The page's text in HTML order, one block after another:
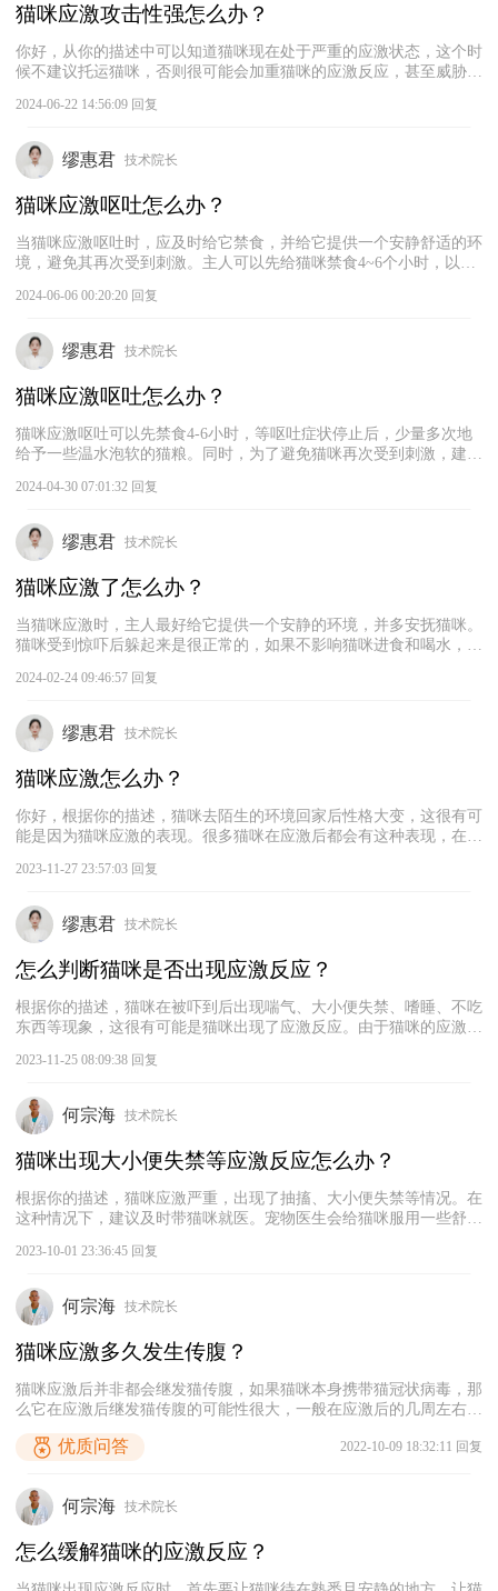
猫咪应激攻击性强怎么办？
你好，从你的描述中可以知道猫咪现在处于严重的应激状态，这个时
候不建议托运猫咪，否则很可能会加重猫咪的应激反应，甚至威胁猫
个箱子在里面，并适当地放一些猫薄荷或费洛蒙，以增加猫咪的安全
够的食物和水即可。
2024-06-22 14:56:09 回复
缪惠君 技术院长
猫咪应激呕吐怎么办？
当猫咪应激呕吐时，应及时给它禁食，并给它提供一个安静舒适的环
境，避免其再次受到刺激。主人可以先给猫咪禁食4~6个小时，以减
境，隔离其他猫咪。同时，适当地给猫咪提供一些费洛蒙或猫薄荷，
及时带它就医。
2024-06-06 00:20:20 回复
缪惠君 技术院长
猫咪应激呕吐怎么办？
猫咪应激呕吐可以先禁食4-6小时，等呕吐症状停止后，少量多次地
给予一些温水泡软的猫粮。同时，为了避免猫咪再次受到刺激，建议
的身边放一点它熟悉的物品，比如毛毯、玩具、旧衣物等，或者在它
吐或出现其他症状，比如腹泻、发热、眼睛分泌物增多、呼吸困难
等，建议及时前往宠物医院检查，确定是否存在其他病因。
2024-04-30 07:01:32 回复
缪惠君 技术院长
猫咪应激了怎么办？
当猫咪应激时，主人最好给它提供一个安静的环境，并多安抚猫咪。
猫咪受到惊吓后躲起来是很正常的，如果不影响猫咪进食和喝水，主
这期间，主人要多安抚猫咪，并且给它提供一些它喜欢的玩具和零
帮助它重新适应家庭环境。
2024-02-24 09:46:57 回复
缪惠君 技术院长
猫咪应激怎么办？
你好，根据你的描述，猫咪去陌生的环境回家后性格大变，这很有可
能是因为猫咪应激的表现。很多猫咪在应激后都会有这种表现，在家
人注意给猫咪提供足够的食物和水，满足猫咪的生活需求即可。但是
察猫咪，看猫咪的性格发生改变是不是因为发情引起的。如果猫咪还
没有绝育，在发情期间它可能会变得异常暴躁。如果想让猫咪性格温
顺一些，可以考虑给它绝育。
2023-11-27 23:57:03 回复
缪惠君 技术院长
怎么判断猫咪是否出现应激反应？
根据你的描述，猫咪在被吓到后出现喘气、大小便失禁、嗜睡、不吃
东西等现象，这很有可能是猫咪出现了应激反应。由于猫咪的应激反
医生的帮助和建议。如果不方便带猫咪去宠物医院，建议主人给猫咪
同时，建议主人给猫咪提供一个安静的休息环境，以及适当安抚猫
咪。并给猫咪提供一些玩具和零食，转移它的注意力。
2023-11-25 08:09:38 回复
何宗海 技术院长
猫咪出现大小便失禁等应激反应怎么办？
根据你的描述，猫咪应激严重，出现了抽搐、大小便失禁等情况。在
这种情况下，建议及时带猫咪就医。宠物医生会给猫咪服用一些舒缓
咪，给予其更多的温暖和安全感，尽快缓解猫咪的压力和舒缓猫咪的
恢复。
2023-10-01 23:36:45 回复
何宗海 技术院长
猫咪应激多久发生传腹？
猫咪应激后并非都会继发猫传腹，如果猫咪本身携带猫冠状病毒，那
么它在应激后继发猫传腹的可能性很大，一般在应激后的几周左右继
发猫传腹。但是如果猫咪应激程度比较轻，或者猫咪本身的抵抗力比
较强，平时都有定期接种疫苗，则猫咪发生猫传腹的可能性不大。猫
热、体重下降等，如果没有及时发现并治疗猫咪，猫咪可能会死亡。
建议主人定期带猫咪去接种疫苗，以及避免猫咪受到惊吓，减少猫咪
应激。
优质问答 2022-10-09 18:32:11 回复
何宗海 技术院长
怎么缓解猫咪的应激反应？